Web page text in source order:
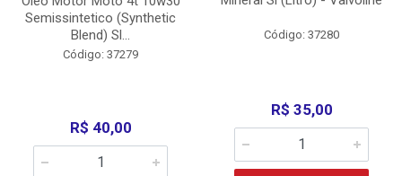
Semissintetico (Synthetic
Blend) Sl...
Código: 37279
R$ 40,00
Código: 37280
R$ 35,00